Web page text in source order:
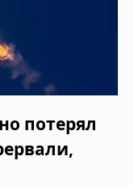
потерял